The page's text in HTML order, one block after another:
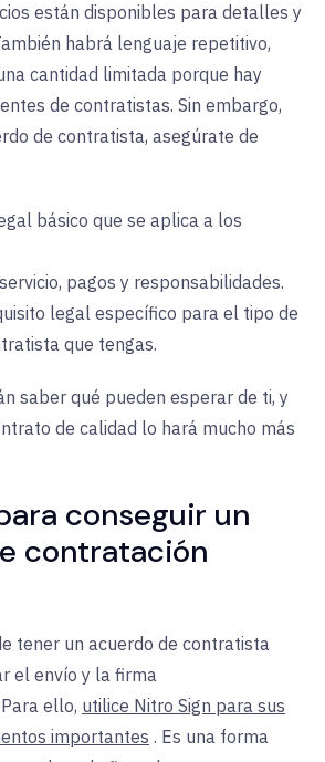
están disponibles para detalles y
habrá lenguaje repetitivo,
cantidad limitada porque hay
de contratistas. Sin embargo,
de contratista, asegúrate de
básico que se aplica a los
pagos y responsabilidades.
legal específico para el tipo de
que tengas.
saber qué pueden esperar de ti, y
de calidad lo hará mucho más
conseguir un
contratación
tener un acuerdo de contratista
el envío y la firma
ello, utilice Nitro Sign para sus
importantes . Es una forma